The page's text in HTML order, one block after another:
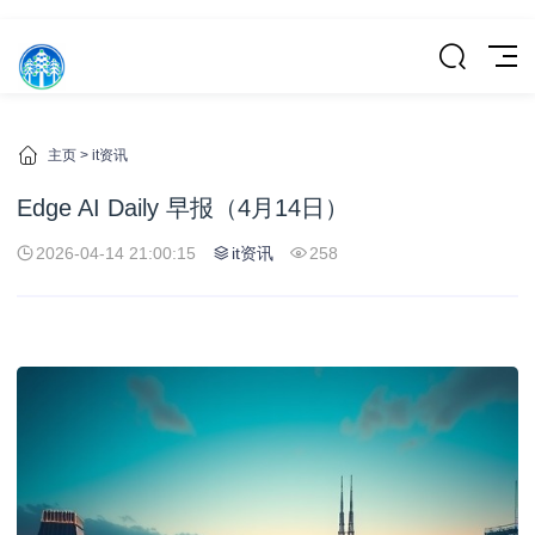
主页 > it资讯
Edge AI Daily 早报（4月14日）
2026-04-14 21:00:15 it资讯 258